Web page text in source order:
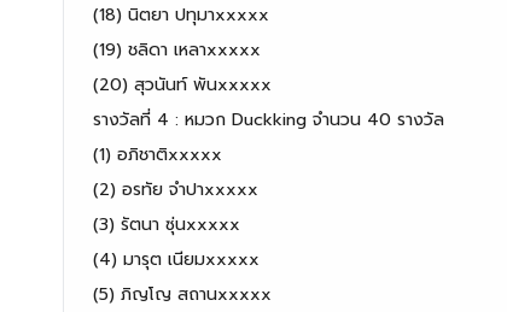
(18) นิตยา ปทุมาxxxxx
(19) ชลิดา เหลาxxxxx
(20) สุวนันท์ พันxxxxx
รางวัลที่ 4 : หมวก Duckking จำนวน 40 รางวัล
(1) อภิชาติxxxxx
(2) อรทัย จำปาxxxxx
(3) รัตนา ซุ่นxxxxx
(4) มารุต เนียมxxxxx
(5) ภิญโญ สถานxxxxx